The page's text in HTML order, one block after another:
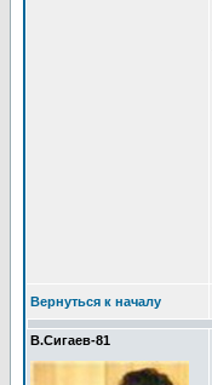
Вернуться к началу
В.Сигаев-81